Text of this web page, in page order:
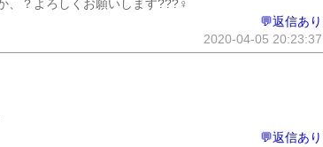
、？よろしくお願いします???‍♀️
💬返信あり
2020-04-05 20:23:37
💬返信あり